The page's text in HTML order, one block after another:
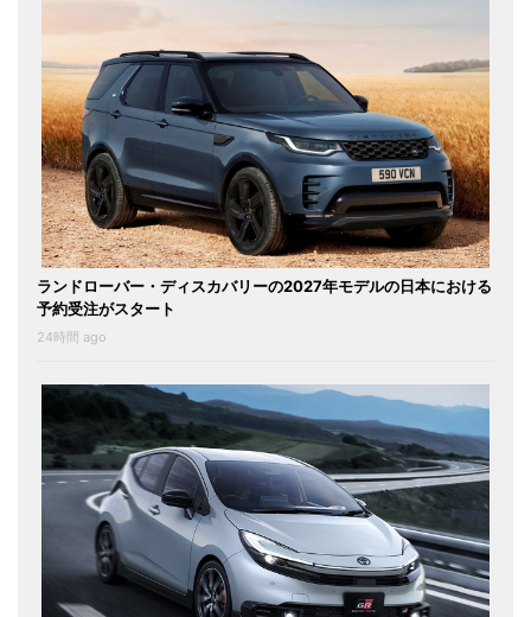
ランドローバー・ディスカバリーの2027年モデルの日本における
予約受注がスタート
24時間 ago